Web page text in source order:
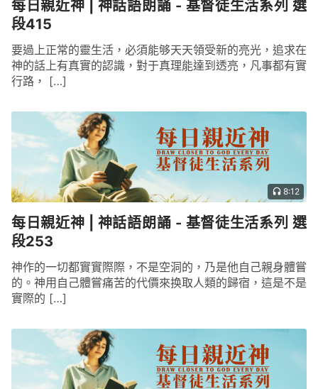
每日親近神 | 神話語朗誦 - 基督徒生活系列 選
段415
要過上正常的靈生活，必須能够天天領受新的亮光，追求在
神的話上有真實的認識，對于真理能達到透亮，凡事都有實
行路， […]
8:12
每日親近神 | 神話語朗誦 - 基督徒生活系列 選
段253
神作的一切都實實際際，不是空洞的，乃是他自己親身體嘗
的。神用自己體嘗痛苦的代價來换取人類的歸宿，這是不是
實際的 […]